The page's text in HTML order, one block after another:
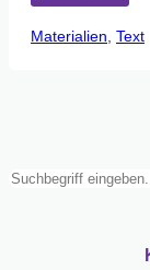
GID
Materialien Text
Suchen